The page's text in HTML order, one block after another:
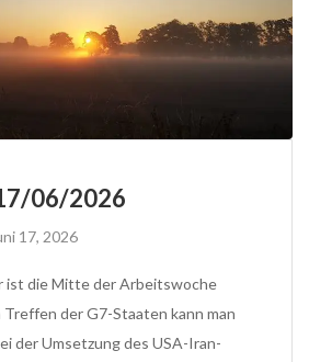
06/2026
17, 2026
ist die Mitte der Arbeitswoche
der G7-Staaten kann man
der Umsetzung des USA-Iran-